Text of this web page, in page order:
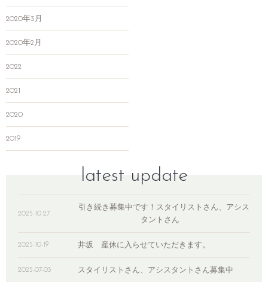
2020年3月
2020年2月
2022
2021
2020
2019
latest update
2025-10-27
引き続き募集中です！スタイリストさん、アシス
タントさん
2025-10-19 井坂 産休に入らせていただきます。
2025-07-03 スタイリストさん、アシスタントさん募集中